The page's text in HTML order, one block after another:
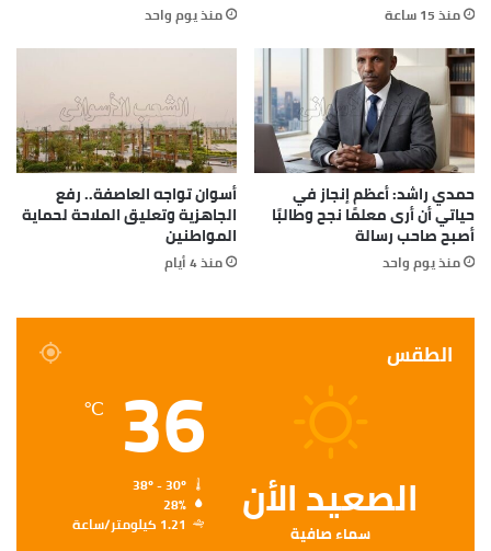
منذ 15 ساعة منذ يوم واحد
حمدي راشد: أعظم إنجاز في
حياتي أن أرى معلمًا نجح وطالبًا
أصبح صاحب رسالة
منذ يوم واحد
أسوان تواجه العاصفة.. رفع
الجاهزية وتعليق الملاحة لحماية
المواطنين
منذ 4 أيام
الطقس
الصعيد الأن
سماء صافية
36
℃
28%
1.21 كيلومتر/ساعة